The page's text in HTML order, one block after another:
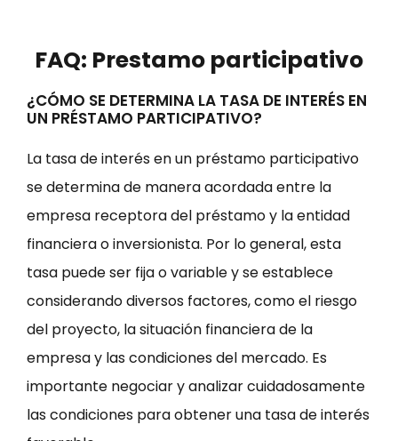
FAQ: Prestamo participativo
¿CÓMO SE DETERMINA LA TASA DE INTERÉS EN
UN PRÉSTAMO PARTICIPATIVO?
La tasa de interés en un préstamo participativo
se determina de manera acordada entre la
empresa receptora del préstamo y la entidad
financiera o inversionista. Por lo general, esta
tasa puede ser fija o variable y se establece
considerando diversos factores, como el riesgo
del proyecto, la situación financiera de la
empresa y las condiciones del mercado. Es
importante negociar y analizar cuidadosamente
las condiciones para obtener una tasa de interés